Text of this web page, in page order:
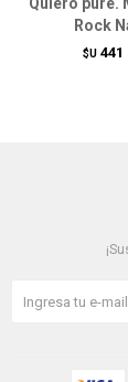
Rock
$U 441